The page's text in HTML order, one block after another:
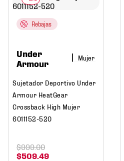
Rebajas
Under
Armour
Mujer
Sujetador Deportivo Under
Armour HeatGear
Crossback High Mujer
6011152-520
$509 49
$999.00